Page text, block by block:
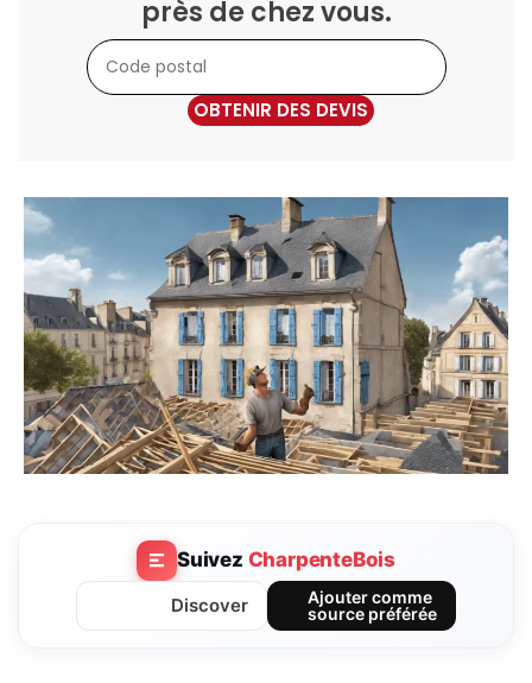
près de chez vous.
OBTENIR DES DEVIS
Suivez CharpenteBois
Discover
Ajouter comme
source préférée